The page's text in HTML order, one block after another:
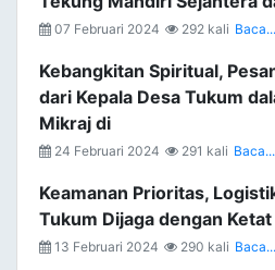
07 Februari 2024 292 kali Baca...
Kebangkitan Spiritual,
dari Kepala Desa Tukum
Mikraj di
24 Februari 2024 291 kali Baca...
Keamanan Prioritas,
Tukum Dijaga dengan
13 Februari 2024 290 kali Baca...